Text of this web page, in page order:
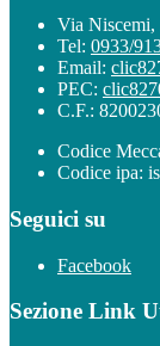
Via
Tel: 0933/
Email:
PEC:
C.F.:
Codice
Codice ipa:
Seguici su
Facebook
Sezione Link